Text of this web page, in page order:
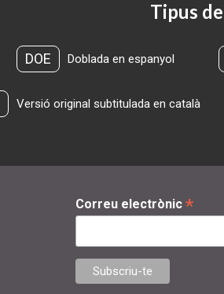
Tipus
DOE Doblada en espanyol
Versió original subtitulada en català
Correu electrònic *